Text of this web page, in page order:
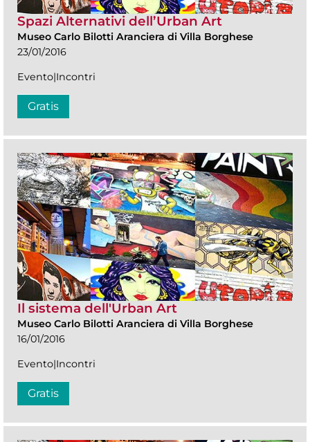
Spazi Alternativi dell’Urban Art
Museo Carlo Bilotti Aranciera di Villa Borghese
23/01/2016
Evento|Incontri
Gratis
Il sistema dell'Urban Art
Museo Carlo Bilotti Aranciera di Villa Borghese
16/01/2016
Evento|Incontri
Gratis